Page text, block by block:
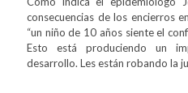
consecuencias de los encierros
“un niño de 10 años siente el
Esto está produciendo un
desarrollo. Les están robando la